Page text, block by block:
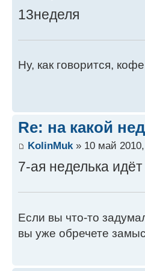
13неделя
Ну, как говорится,
Re: на какой
KolinMuk » 10 май
7-ая неделька идёт
Если вы что-то
вы уже обречете